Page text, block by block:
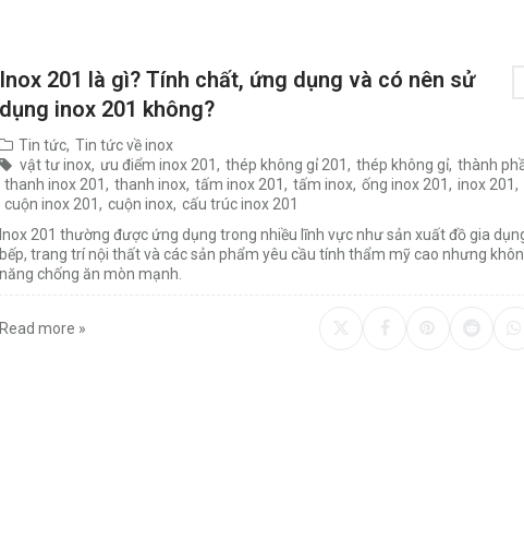
Inox 201 là gì? Tính chất, ứng dụng và có nên sử
dụng inox 201 không?
Tin tức, Tin tức về inox
vật tư inox, ưu điểm inox 201, thép không gỉ 201, thép không gỉ, thành
thanh inox 201, thanh inox, tấm inox 201, tấm inox, ống inox 201, inox 201,
cuộn inox 201, cuộn inox, cấu trúc inox 201
Inox 201 thường được ứng dụng trong nhiều lĩnh vực như sản xuất đồ gia
bếp, trang trí nội thất và các sản phẩm yêu cầu tính thẩm mỹ cao nhưng
năng chống ăn mòn mạnh.
Read more »